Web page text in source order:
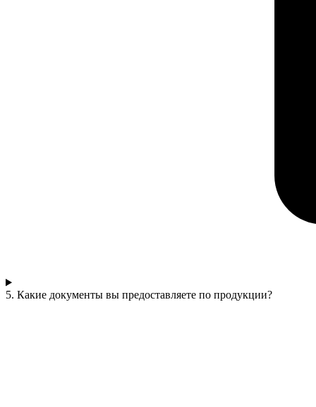
5. Какие документы вы предоставляете по продукции?